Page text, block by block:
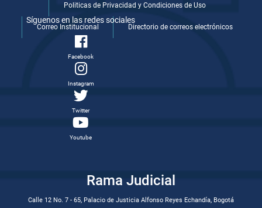
Politicas de Privacidad y Condiciones de Uso
Correo Institucional Directorio de correos electrónicos
Síguenos en las redes sociales
Facebook
Instagram
Twitter
Youtube
Rama Judicial
Calle 12 No. 7 - 65, Palacio de Justicia Alfonso Reyes Echandía, Bogotá